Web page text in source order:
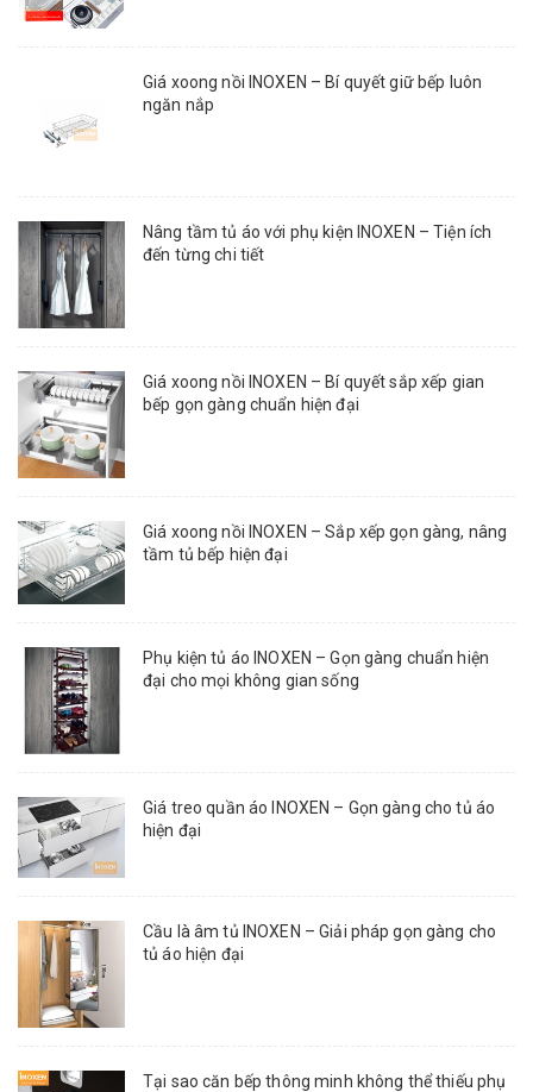
Giá xoong nồi INOXEN – Bí quyết giữ bếp luôn
ngăn nắp
Nâng tầm tủ áo với phụ kiện INOXEN – Tiện ích
đến từng chi tiết
Giá xoong nồi INOXEN – Bí quyết sắp xếp gian
bếp gọn gàng chuẩn hiện đại
Giá xoong nồi INOXEN – Sắp xếp gọn gàng, nâng
tầm tủ bếp hiện đại
Phụ kiện tủ áo INOXEN – Gọn gàng chuẩn hiện
đại cho mọi không gian sống
Giá treo quần áo INOXEN – Gọn gàng cho tủ áo
hiện đại
Cầu là âm tủ INOXEN – Giải pháp gọn gàng cho
tủ áo hiện đại
Tại sao căn bếp thông minh không thể thiếu phụ